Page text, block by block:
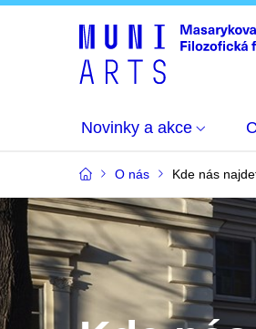
Novinky a akce
O nás Kde nás